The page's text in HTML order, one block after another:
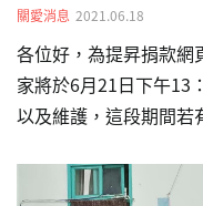
關愛消息 2021.06.18
各位好，為提昇捐款網
家將於6月21日下午13
以及維護，這段期間若
twhhf@twhhf.org 物資捐贈 捐物地址：11698 台北市文山